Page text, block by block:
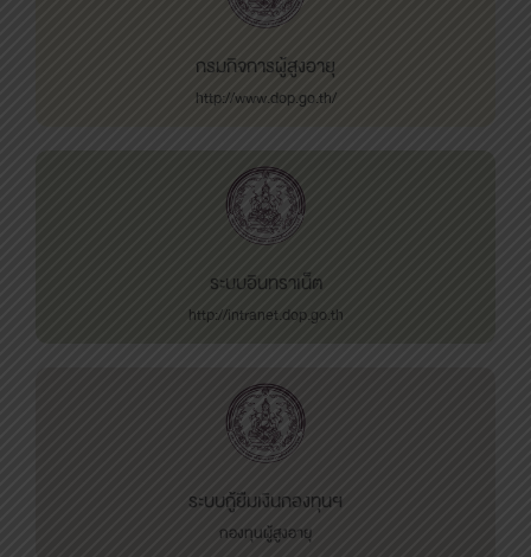
กรมกิจการผู้สูงอายุ
http://www.dop.go.th/
ระบบอินทราเน็ต
http://intranet.dop.go.th
ระบบกู้ยืมเงินกองทุนฯ
กองทุนผู้สูงอายุ